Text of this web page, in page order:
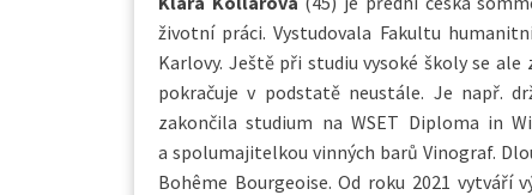
životní práci. Vystudovala Fakultu
Karlovy. Ještě při studiu vysoké školy se
pokračuje v podstatě neustále. Je např.
zakončila studium na WSET Diploma in
a spolumajitelkou vinných barů Vinograf.
Bohême Bourgeoise. Od roku 2021 vytváří